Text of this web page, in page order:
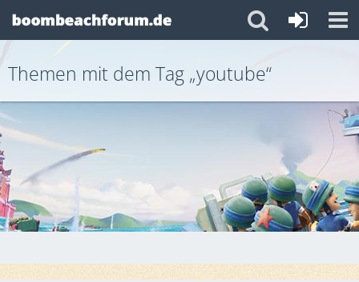
Themen mit dem Tag „youtube“